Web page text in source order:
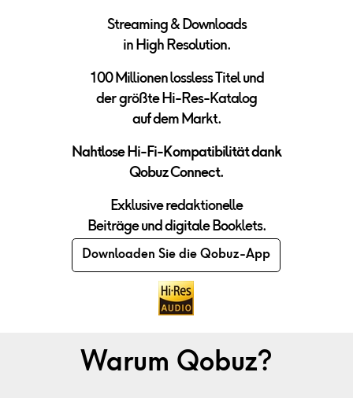
Warum Qobuz?
Streaming & Downloads
in High Resolution.
100 Millionen lossless Titel und
der größte Hi-Res-Katalog
auf dem Markt.
Nahtlose Hi-Fi-Kompatibilität dank
Qobuz Connect.
Exklusive redaktionelle
Beiträge und digitale Booklets.
Downloaden Sie die Qobuz-App